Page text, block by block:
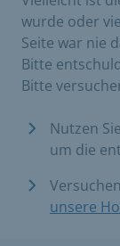
wurde oder
Seite war nie
Bitte
Bitte
Nutzen
um die
unsere